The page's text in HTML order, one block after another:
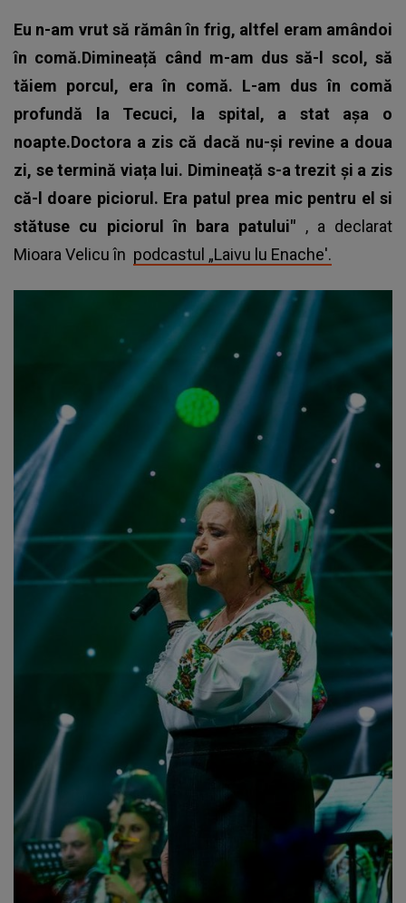
Eu n-am vrut să rămân în frig, altfel eram amândoi
în comă.Dimineață când m-am dus să-l scol, să
tăiem porcul, era în comă. L-am dus în comă
profundă la Tecuci, la spital, a stat așa o
noapte.Doctora a zis că dacă nu-și revine a doua
zi, se termină viața lui. Dimineață s-a trezit și a zis
că-l doare piciorul. Era patul prea mic pentru el si
stătuse cu piciorul în bara patului" , a declarat
Mioara Velicu în podcastul „Laivu lu Enache'.